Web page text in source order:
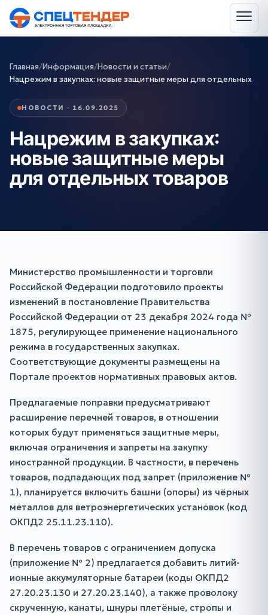
Главная/Информация/Новости и статьи/
Нацрежим в закупках: новые защитные меры для отдельных
НОВОСТИ · 16.09.2025
Нацрежим в закупках:
новые защитные меры
для отдельных товаров
Министерство промышленности и торговли
Российской Федерации подготовило проекты
изменений в постановление Правительства
Российской Федерации от 23 декабря 2024 года №
1875, регулирующее применение национального
режима в государственных закупках.
Соответствующие документы размещены на
Портале проектов нормативных правовых актов.
Предлагаемые поправки предусматривают
расширение перечней товаров, в отношении
которых будут применяться защитные меры,
включая ограничения и запреты на закупку
иностранной продукции. В частности, в перечень
товаров, подпадающих под запрет (приложение №
1), планируется включить башни (опоры) из чёрных
металлов для ветроэнергетических установок (код
ОКПД2 25.11.23.110).
В перечень товаров с ограничением допуска
(приложение № 2) предлагается добавить литий-
ионные аккумуляторные батареи (коды ОКПД2
27.20.23.130 и 27.20.23.140), а также проволоку
скрученную, канаты, шнуры плетёные, стропы и